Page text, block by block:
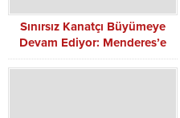
Sınırsız Kanatçı Büyümeye
Devam Ediyor: Menderes’e
Üçüncü Şube